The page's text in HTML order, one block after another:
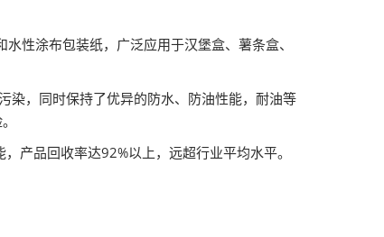
性涂布包装纸，广泛应用于汉堡盒、薯条盒、
染，同时保持了优异的防水、防油性能，耐油等
产品回收率达92%以上，远超行业平均水平。